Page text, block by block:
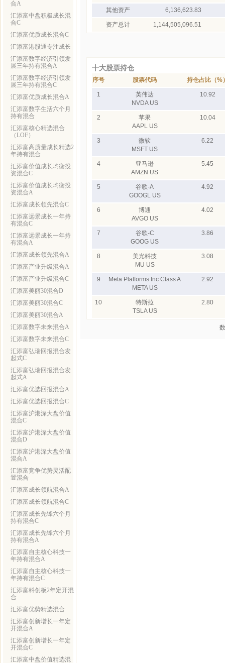
合A
汇添富中盘积极成长混
合C
汇添富优质成长混合C
汇添富港股通专注成长
汇添富数字经济引领发
展三年持有混合A
汇添富数字经济引领发
展三年持有混合C
汇添富优质成长混合A
汇添富数字生活六个月
持有混合
汇添富核心精选混合
（LOF）
汇添富高质量成长精选2
年持有混合
汇添富价值成长均衡投
资混合C
汇添富价值成长均衡投
资混合A
汇添富成长领先混合C
汇添富远景成长一年持
有混合C
汇添富远景成长一年持
有混合A
汇添富成长领先混合A
汇添富产业升级混合A
汇添富产业升级混合C
汇添富美丽30混合D
汇添富美丽30混合C
汇添富美丽30混合A
汇添富数字未来混合A
汇添富数字未来混合C
汇添富弘瑞回报混合发
起式C
汇添富弘瑞回报混合发
起式A
汇添富优选回报混合A
汇添富优选回报混合C
汇添富沪港深大盘价值
混合C
汇添富沪港深大盘价值
混合D
汇添富沪港深大盘价值
混合A
汇添富竞争优势灵活配
置混合
汇添富成长领航混合A
汇添富成长领航混合C
汇添富成长先锋六个月
持有混合C
汇添富成长先锋六个月
持有混合A
汇添富自主核心科技一
年持有混合A
汇添富自主核心科技一
年持有混合C
汇添富科创板2年定开混
合
汇添富优势精选混合
汇添富创新增长一年定
开混合A
汇添富创新增长一年定
开混合C
汇添富中盘价值精选混
其他资产 6,136,623.83
资产总计 1,144,505,096.51
十大股票持仓
序号 股票代码 持仓占比（%
1
英伟达
NVDA US
10.92
2
苹果
AAPL US
10.04
3
微软
MSFT US
6.22
4
亚马逊
AMZN US
5.45
5
谷歌-A
GOOGL US
4.92
6
博通
AVGO US
4.02
7
谷歌-C
GOOG US
3.86
8
美光科技
MU US
3.08
9
Meta Platforms Inc Class A
META US
2.92
10
特斯拉
TSLA US
2.80